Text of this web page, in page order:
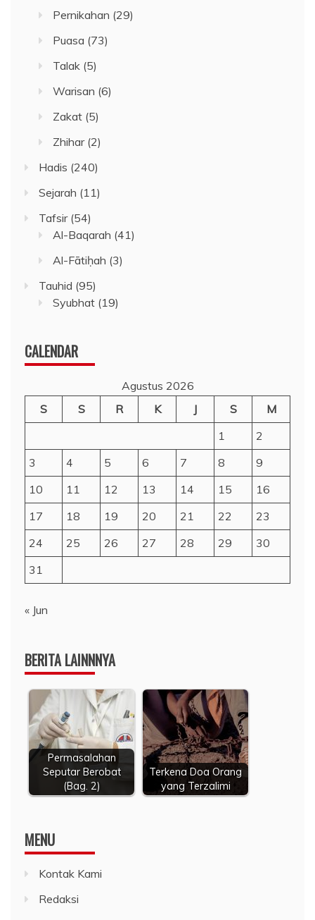
Pernikahan (29)
Puasa (73)
Talak (5)
Warisan (6)
Zakat (5)
Zhihar(2)
Hadis (240)
Sejarah (11)
Tafsir(54)
Al-Baqarah (41)
Al-Fātiḥah (3)
Tauhid (95)
Syubhat (19)
CALENDAR
Agustus 2026
S
S R K J S
M
1
2
3
4 5 6 7 8
9
10
11 12 13 14 15
16
17
18 19 20 21 22
23
24
25 26 27 28 29
30
31
« Jun
BERITA LAINNNYA
Permasalahan
Seputar Berobat
(Bag. 2)
Terkena Doa Orang
yang Terzalimi
MENU
Kontak Kami
Redaksi